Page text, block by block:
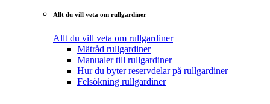
Allt du vill veta om rullgardiner
Allt du vill veta om rullgardiner
Mätråd rullgardiner
Manualer till rullgardiner
Hur du byter reservdelar på rullgardiner
Felsökning rullgardiner